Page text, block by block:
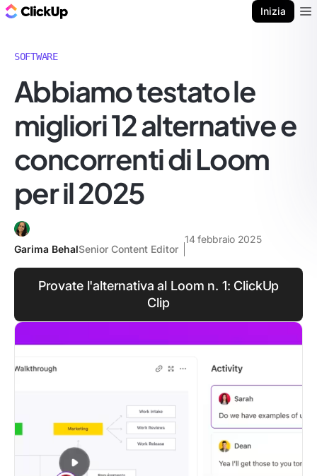
Inizia
SOFTWARE
Abbiamo testato le
migliori 12 alternative e
concorrenti di Loom
per il 2025
Garima BehalSenior Content Editor
14 febbraio 2025
Provate l'alternativa al Loom n. 1: ClickUp
Clip